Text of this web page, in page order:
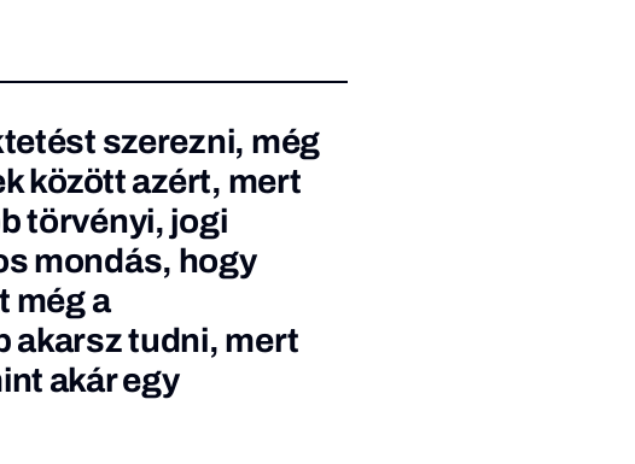
szerezni, még
között azért, mert
törvényi, jogi
mondás, hogy
még a
akarsz tudni, mert
akár egy